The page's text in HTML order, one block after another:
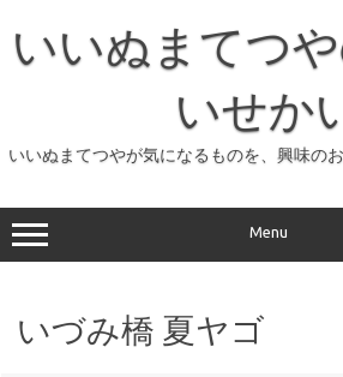
プ
いいぬまてつ
いせか
いいぬまてつやが気になるものを、興味の
Menu
いづみ橋 夏ヤゴ